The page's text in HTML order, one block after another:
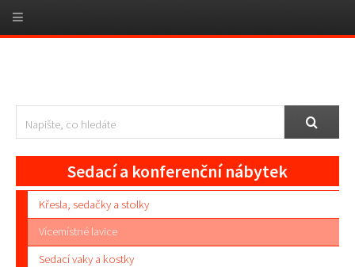
Sedací a konferenční nábytek
Křesla, sedačky a stolky
Vícemístné lavice
Sedací vaky a kostky